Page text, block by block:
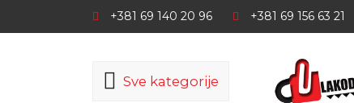
+381 69 140 20 96 +381 69 156 63 21
Sve kategorije